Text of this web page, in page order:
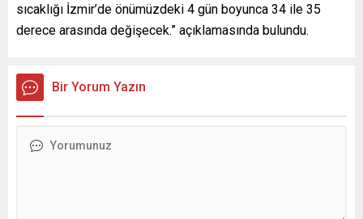
sıcaklığı İzmir’de önümüzdeki 4 gün boyunca 34 ile 35
derece arasında değişecek.” açıklamasında bulundu.
Bir Yorum Yazın